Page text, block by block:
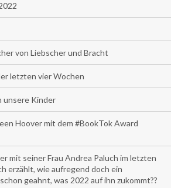
von Liebscher und Bracht
letzten vier Wochen
unsere Kinder
Hoover mit dem #BookTok Award
mit seiner Frau Andrea Paluch im letzten
erzählt, wie aufregend doch ein
geahnt, was 2022 auf ihn zukommt??